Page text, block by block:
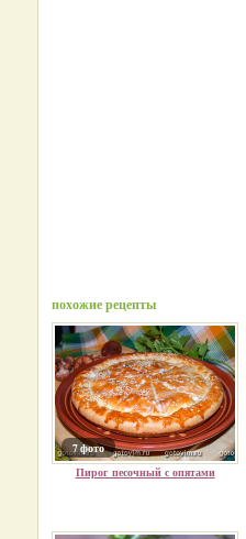
похожие рецепты
7 фото
Пирог песочный с опятами